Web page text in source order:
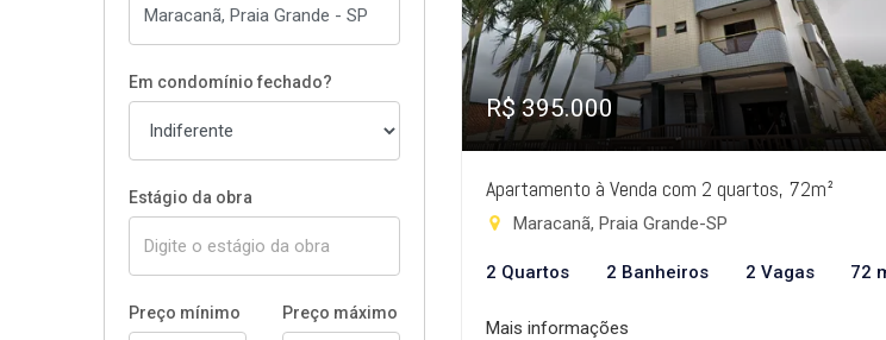
Em condomínio fechado?
Estágio da obra
Preço mínimo Preço máximo
R$ 395.000
Apartamento à Venda com 2 quartos, 72m²
Maracanã, Praia Grande-SP
2 Quartos 2 Banheiros 2 Vagas 72
Mais informações